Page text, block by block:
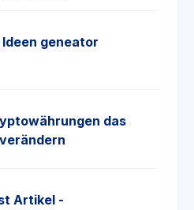
geneator
das
Artikel -